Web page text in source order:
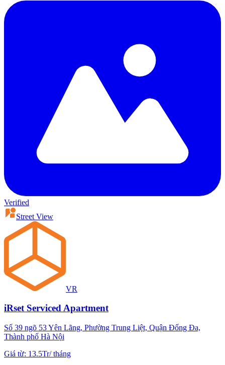
Verified
Street View
VR
iRset Serviced Apartment
Số 39 ngõ 53 Yên Lãng, Phường Trung Liệt, Quận Đống Đa,
Thành phố Hà Nội
Giá từ: 13.5Tr/tháng